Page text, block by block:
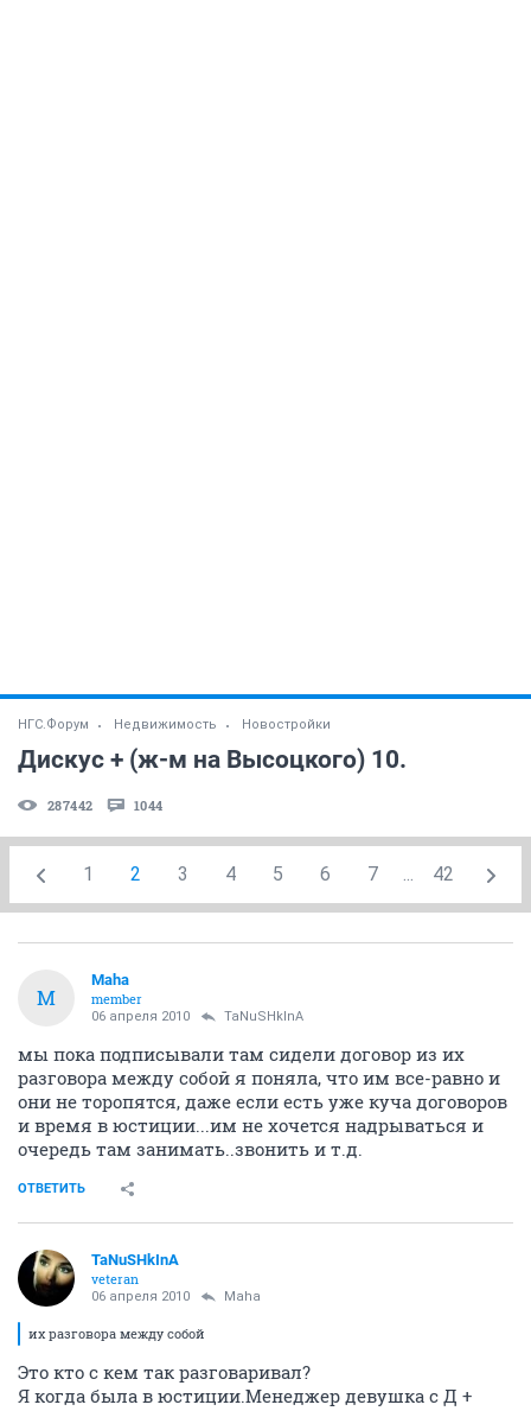
НГС.Форум Недвижимость Новостройки
Дискус + (ж-м на Высоцкого) 10.
287442 1044
1 2 3 4 5 6 7 ... 42
M
Maha
member
06 апреля 2010 TaNuSHkInA
мы пока подписывали там сидели договор из их
разговора между собой я поняла, что им все-равно и
они не торопятся, даже если есть уже куча договоров
и время в юстиции...им не хочется надрываться и
очередь там занимать..звонить и т.д.
ОТВЕТИТЬ
TaNuSHkInA
veteran
06 апреля 2010 Maha
их разговора между собой
Это кто с кем так разговаривал?
Я когда была в юстиции.Менеджер девушка с Д +